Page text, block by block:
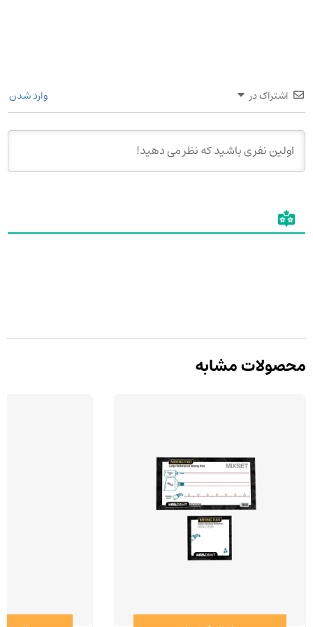
اشتراک در وارد شدن
محصولات مشابه